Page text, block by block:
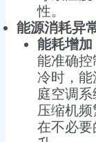
性。
能源消耗异
能耗增加
能准确控
冷时，
庭空调
压缩机
在不必